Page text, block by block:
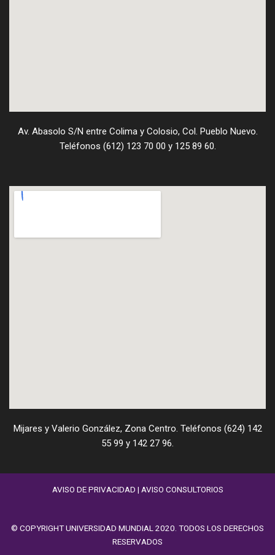
Av. Abasolo S/N entre Colima y Colosio, Col. Pueblo Nuevo.
Teléfonos (612) 123 70 00 y 125 89 60.
Mijares y Valerio González, Zona Centro. Teléfonos (624) 142
55 99 y 142 27 96.
AVISO DE PRIVACIDAD | AVISO CONSULTORIOS
© COPYRIGHT UNIVERSIDAD MUNDIAL 2020. TODOS LOS DERECHOS
RESERVADOS